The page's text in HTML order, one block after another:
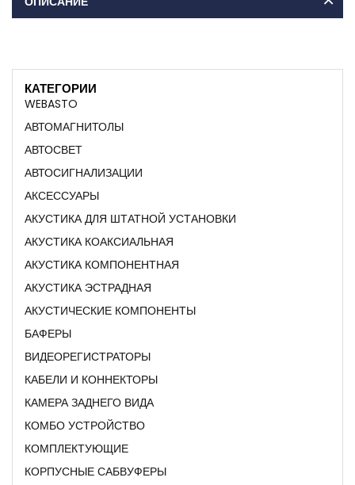
КАТЕГОРИИ
WEBASTO
АВТОМАГНИТОЛЫ
АВТОСВЕТ
АВТОСИГНАЛИЗАЦИИ
АКСЕССУАРЫ
АКУСТИКА ДЛЯ ШТАТНОЙ УСТАНОВКИ
АКУСТИКА КОАКСИАЛЬНАЯ
АКУСТИКА КОМПОНЕНТНАЯ
АКУСТИКА ЭСТРАДНАЯ
АКУСТИЧЕСКИЕ КОМПОНЕНТЫ
БАФЕРЫ
ВИДЕОРЕГИСТРАТОРЫ
КАБЕЛИ И КОННЕКТОРЫ
КАМЕРА ЗАДНЕГО ВИДА
КОМБО УСТРОЙСТВО
КОМПЛЕКТУЮЩИЕ
КОРПУСНЫЕ САБВУФЕРЫ